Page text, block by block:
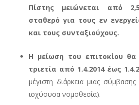
Πίστης μειώνεται από
σταθερό για τους εν
και τους συνταξιούχους.
Η μείωση του επιτοκίου θα
τριετία από 1.4.2014 έως
μέγιστη διάρκεια μιας
ισχύουσα νομοθεσία).